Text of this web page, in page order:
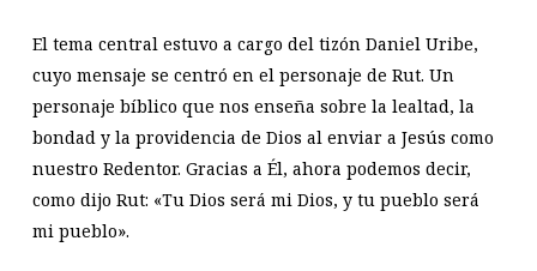
El tema central estuvo a cargo del tizón Daniel Uribe,
cuyo mensaje se centró en el personaje de Rut. Un
personaje bíblico que nos enseña sobre la lealtad, la
bondad y la providencia de Dios al enviar a Jesús como
nuestro Redentor. Gracias a Él, ahora podemos decir,
como dijo Rut: «Tu Dios será mi Dios, y tu pueblo será
mi pueblo».